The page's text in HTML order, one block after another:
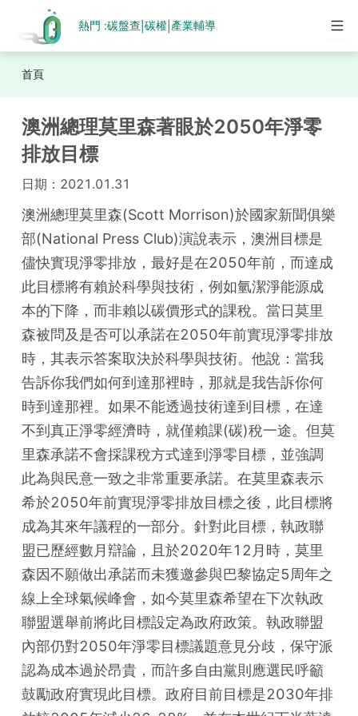
熱門 :碳盤查 碳權| 產業輔導
首頁
澳洲總理莫里森著眼於2050年淨零
排放目標
日期： 2021.01.31
澳洲總理莫里森(Scott Morrison)於國家新聞俱樂
部(National Press Club)演說表示，澳洲目標是
儘快實現淨零排放，最好是在2050年前，而達成
此目標將有賴於科學與技術，例如氫潔淨能源成
本的下降，而非賴以碳價形式的課稅。當日莫里
森被問及是否可以承諾在2050年前實現淨零排放
時，其表示答案取決於科學與技術。他說：當我
告訴你我們如何到達那裡時，那就是我告訴你何
時到達那裡。如果不能透過技術達到目標，在達
不到真正淨零經濟時，就僅賴課(碳)稅一途。但莫
里森承諾不會採課稅方式達到淨零目標，並強調
此為與民意一致之非常重要承諾。在莫里森表示
希於2050年前實現淨零排放目標之後，此目標將
成為其來年議程的一部分。針對此目標，執政聯
盟已歷經數月辯論，且於2020年12月時，莫里
森因不願做出承諾而未獲邀參與巴黎協定5周年之
線上全球氣候峰會，如今莫里森希望在下次執政
聯盟選舉前將此目標設定為政府政策。執政聯盟
內部仍對2050年淨零目標議題意見分歧，保守派
認為成本過於昂貴，而許多自由黨則應選民呼籲
鼓勵政府實現此目標。政府目前目標是2030年排